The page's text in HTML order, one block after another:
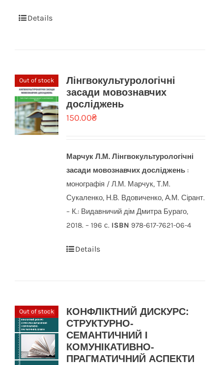
Details
Out of stock
Лінгвокультурологічні
засади мовознавчих
досліджень
150.00₴
Марчук Л.М. Лінгвокультурологічні
засади мовознавчих досліджень:
монографія / Л.М. Марчук, Т.М.
Сукаленко, Н.В. Вдовиченко, А.М. Сірант.
– К.: Видавничий дім Дмитра Бураго,
2018. – 196 с. ISBN 978-617-7621-06-4
Details
Out of stock
КОНФЛІКТНИЙ ДИСКУРС:
СТРУКТУРНО-
СЕМАНТИЧНИЙ І
КОМУНІКАТИВНО-
ПРАГМАТИЧНИЙ АСПЕКТИ